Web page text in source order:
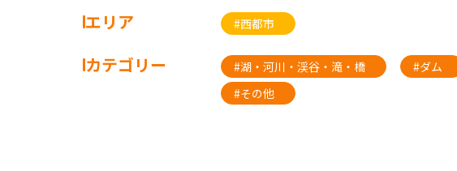
エリア #西都市
カテゴリー #湖・河川・渓谷・滝・橋 #ダム
#その他